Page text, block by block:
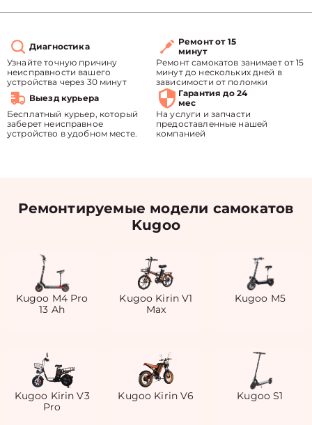
Диагностика
Узнайте точную причину
неисправности вашего
устройства через 30 минут
Ремонт от 15
минут
Ремонт самокатов занимает от 15
минут до нескольких дней в
зависимости от поломки
Выезд курьера
Бесплатный курьер, который
заберет неисправное
устройство в удобном месте.
Гарантия до 24
мес
На услуги и запчасти
предоставленные нашей
компанией
Ремонтируемые модели самокатов
Kugoo
Kugoo M4 Pro
13 Ah
Kugoo Kirin V1
Max
Kugoo M5
Kugoo Kirin V3
Pro
Kugoo Kirin V6 Kugoo S1